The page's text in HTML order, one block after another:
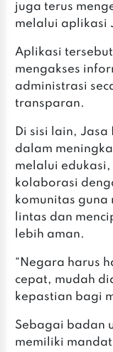
juga terus
melalui aplikasi
‎Aplikasi
mengakses
administrasi
transparan.
‎Di sisi lain,
dalam
melalui
kolaborasi
komunitas guna
lintas dan
lebih aman.
‎“Negara harus
cepat, mudah
kepastian bagi
‎Sebagai badan
memiliki